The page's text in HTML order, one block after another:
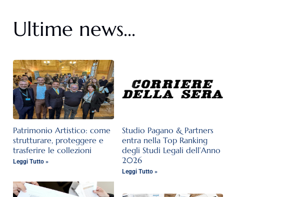
Ultime news...
Patrimonio Artistico: come
strutturare, proteggere e
trasferire le collezioni
Leggi Tutto »
Studio Pagano & Partners
entra nella Top Ranking
degli Studi Legali dell’Anno
2026
Leggi Tutto »